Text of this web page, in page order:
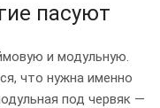
пасуют
и модульную.
что нужна именно
под червяк —